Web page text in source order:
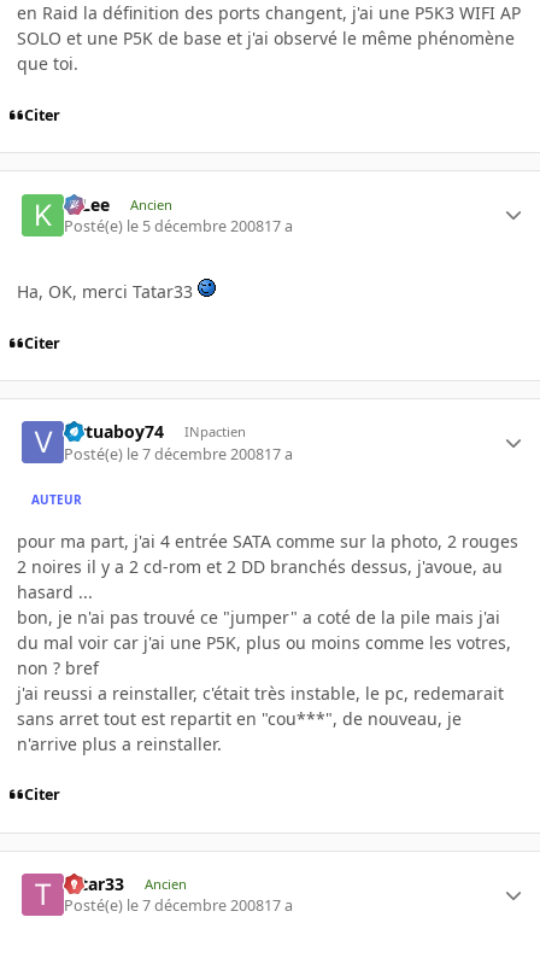
en Raid la définition des ports changent, j'ai une P5K3 WIFI AP
SOLO et une P5K de base et j'ai observé le même phénomène
que toi.
Citer
K-Lee Ancien
Posté(e) le 5 décembre 200817 a
Ha, OK, merci Tatar33
Citer
virtuaboy74 INpactien
Posté(e) le 7 décembre 200817 a
AUTEUR
pour ma part, j'ai 4 entrée SATA comme sur la photo, 2 rouges
2 noires il y a 2 cd-rom et 2 DD branchés dessus, j'avoue, au
hasard ...
bon, je n'ai pas trouvé ce "jumper" a coté de la pile mais j'ai
du mal voir car j'ai une P5K, plus ou moins comme les votres,
non ? bref
j'ai reussi a reinstaller, c'était très instable, le pc, redemarait
sans arret tout est repartit en "cou***", de nouveau, je
n'arrive plus a reinstaller.
Citer
tatar33 Ancien
Posté(e) le 7 décembre 200817 a